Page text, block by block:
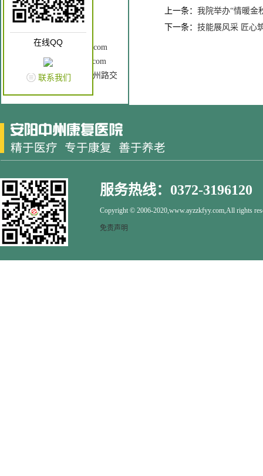
上一条： 我院举办“情暖金
下一条： 技能展风采 匠心
手 机：18637262866
电 话：0372-3196120
Q Q： 2602760196
邮 箱：ayzzkfyy@163.com
网 址：www.ayzzkfyy.com
地 址： 安钢大道与中州路交
服务热线：0372-3196120
Copyright © 2006-2020,www.ayzzkfyy.com,All rights
免责声明
在线QQ
联系我们